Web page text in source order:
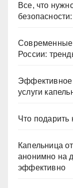
Все, что
Современные
России:
Эффективное
услуги
Что подарить
Капельница
анонимно на
эффективно